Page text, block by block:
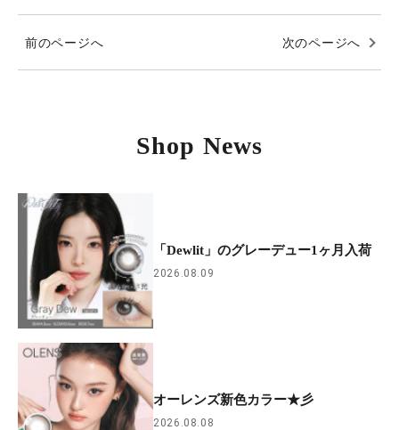
前のページへ 次のページへ
Shop News
「Dewlit」のグレーデュー1ヶ月入荷
2026.08.09
オーレンズ新色カラー★彡
2026.08.08